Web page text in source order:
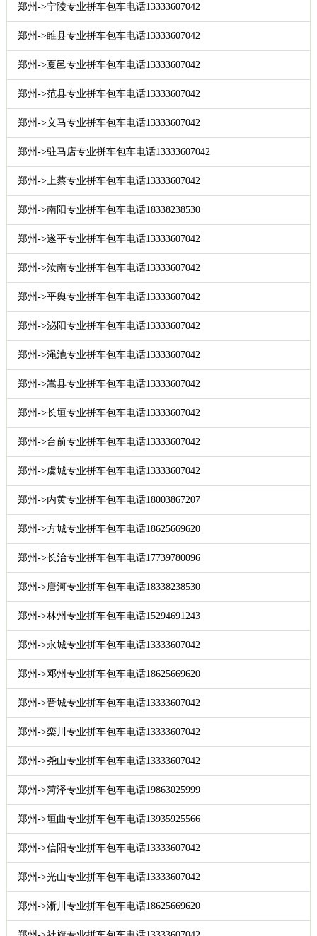
郑州->宁陵专业拼车包车电话13333607042
郑州->睢县专业拼车包车电话13333607042
郑州->夏邑专业拼车包车电话13333607042
郑州->范县专业拼车包车电话13333607042
郑州->义马专业拼车包车电话13333607042
郑州->驻马店专业拼车包车电话13333607042
郑州->上蔡专业拼车包车电话13333607042
郑州->南阳专业拼车包车电话18338238530
郑州->遂平专业拼车包车电话13333607042
郑州->汝南专业拼车包车电话13333607042
郑州->平舆专业拼车包车电话13333607042
郑州->泌阳专业拼车包车电话13333607042
郑州->渑池专业拼车包车电话13333607042
郑州->嵩县专业拼车包车电话13333607042
郑州->长垣专业拼车包车电话13333607042
郑州->台前专业拼车包车电话13333607042
郑州->虞城专业拼车包车电话13333607042
郑州->内黄专业拼车包车电话18003867207
郑州->方城专业拼车包车电话18625669620
郑州->长治专业拼车包车电话17739780096
郑州->唐河专业拼车包车电话18338238530
郑州->林州专业拼车包车电话15294691243
郑州->永城专业拼车包车电话13333607042
郑州->邓州专业拼车包车电话18625669620
郑州->晋城专业拼车包车电话13333607042
郑州->栾川专业拼车包车电话13333607042
郑州->尧山专业拼车包车电话13333607042
郑州->菏泽专业拼车包车电话19863025999
郑州->垣曲专业拼车包车电话13935925566
郑州->信阳专业拼车包车电话13333607042
郑州->光山专业拼车包车电话13333607042
郑州->淅川专业拼车包车电话18625669620